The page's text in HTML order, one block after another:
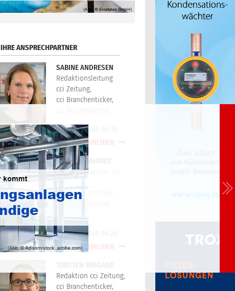
IHRE ANSPRECHPARTNER
SABINE ANDRESEN
Redaktionsleitung
cci Zeitung,
cci Branchenticker,
+49(0)721/565 14-18
E-MAIL SCHREIBEN
PETER REINHARDT
Technikredaktion cci
Zeitung,
cci Branchenticker,
cci Wissensportal
+49(0)721/565 14-24
E-MAIL SCHREIBEN
Redaktion cci Zeitung,
cci Branchenticker,